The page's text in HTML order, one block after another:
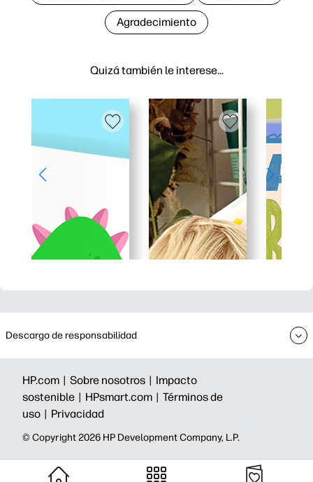
Quizá también le interese…
Agradecimiento
Descargo de responsabilidad
HP.com | Sobre nosotros | Impacto
sostenible | HPsmart.com | Términos de
uso | Privacidad
©️ Copyright 2026 HP Development Company, L.P.